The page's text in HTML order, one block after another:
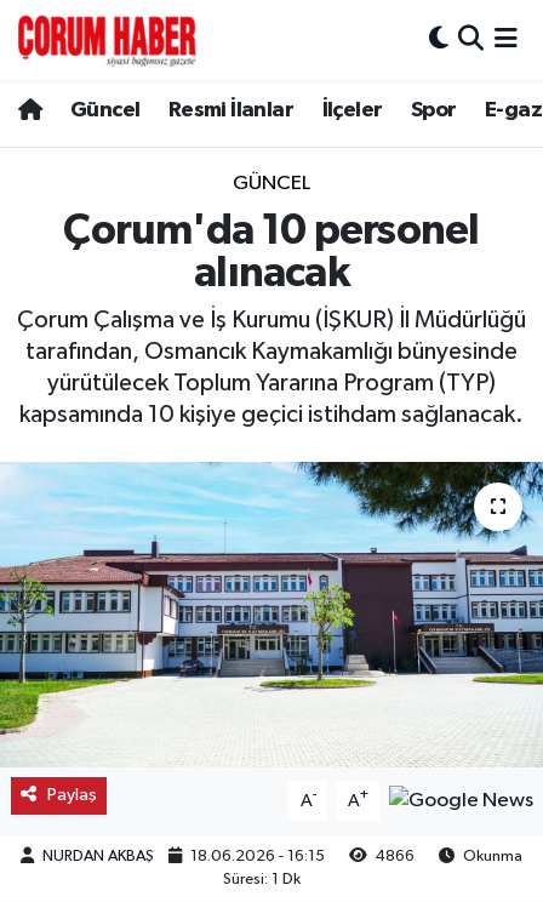
Güncel Resmi İlanlar İlçeler Spor E-
GÜNCEL
Çorum'da 10 personel
alınacak
Çorum Çalışma ve İş Kurumu (İŞKUR) İl Müdürlüğü
tarafından, Osmancık Kaymakamlığı bünyesinde
yürütülecek Toplum Yararına Program (TYP)
kapsamında 10 kişiye geçici istihdam sağlanacak.
Paylaş A- A+
NURDAN AKBAŞ 18.06.2026 - 16:15 4866
Okunma
Süresi: 1 Dk
Spor
Resmi İlanlar
Bayat
Boğazkale
Dodurga
İskilip
Kargı
Laçin
Mecitözü
Oğuzlar
Hava Durumu
Çorum Namaz Vakitleri
Trafik Durumu
Süper Lig Puan Durumu ve Fikstür
Tüm Manşetler
Son Dakika Haberleri
Haber Arşivi